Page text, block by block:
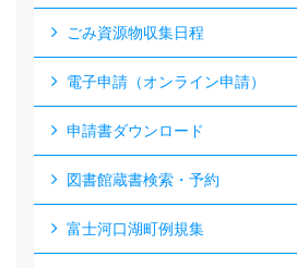
ごみ資源物収集日程
電子申請（オンライン申請）
申請書ダウンロード
図書館蔵書検索・予約
富士河口湖町例規集